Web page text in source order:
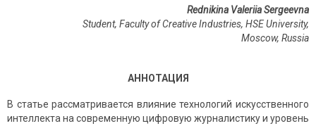
Rednikina Valeriia Sergeevna
Student, Faculty of Creative Industries, HSE University,
Moscow, Russia
АННОТАЦИЯ
В статье рассматривается влияние технологий искусственного
интеллекта на современную цифровую журналистику и уровень